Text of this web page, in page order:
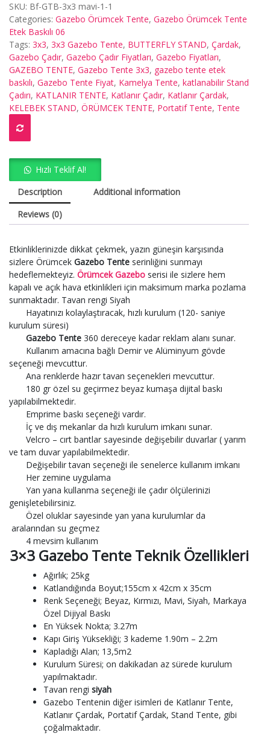
SKU: Bf-GTB-3x3 mavi-1-1
Categories: Gazebo Örümcek Tente, Gazebo Örümcek Tente
Etek Baskılı 06
Tags: 3x3, 3x3 Gazebo Tente, BUTTERFLY STAND, Çardak,
Gazebo Çadır, Gazebo Çadır Fiyatları, Gazebo Fiyatları,
GAZEBO TENTE, Gazebo Tente 3x3, gazebo tente etek
baskılı, Gazebo Tente Fiyat, Kamelya Tente, katlanabilir Stand
Çadırı, KATLANIR TENTE, Katlanır Çadır, Katlanır Çardak,
KELEBEK STAND, ÖRÜMCEK TENTE, Portatif Tente, Tente
Hızlı Teklif Al!
Description
Additional information
Reviews (0)
Etkinliklerinizde dikkat çekmek, yazın güneşin karşısında
sizlere Örümcek Gazebo Tente serinliğini sunmayı
hedeflemekteyiz. Örümcek Gazebo serisi ile sizlere hem
kapalı ve açık hava etkinlikleri için maksimum marka pozlama
sunmaktadır. Tavan rengi Siyah
Hayatınızı kolaylaştıracak, hızlı kurulum (120- saniye
kurulum süresi)
Gazebo Tente 360 dereceye kadar reklam alanı sunar.
Kullanım amacına bağlı Demir ve Alüminyum gövde
seçeneği mevcuttur.
Ana renklerde hazır tavan seçenekleri mevcuttur.
180 gr özel su geçirmez beyaz kumaşa dijital baskı
yapılabilmektedir.
Emprime baskı seçeneği vardır.
İç ve dış mekanlar da hızlı kurulum imkanı sunar.
Velcro – cırt bantlar sayesinde değişebilir duvarlar ( yarım
ve tam duvar yapılabilmektedir.
Değişebilir tavan seçeneği ile senelerce kullanım imkanı
Her zemine uygulama
Yan yana kullanma seçeneği ile çadır ölçülerinizi
genişletebilirsiniz.
Özel oluklar sayesinde yan yana kurulumlar da
aralarından su geçmez
4 mevsim kullanım
3×3 Gazebo Tente Teknik Özellikleri
Ağırlık; 25kg
Katlandığında Boyut;155cm x 42cm x 35cm
Renk Seçeneği; Beyaz, Kırmızı, Mavi, Siyah, Markaya
Özel Dijiyal Baskı
En Yüksek Nokta; 3.27m
Kapı Giriş Yüksekliği; 3 kademe 1.90m – 2.2m
Kapladığı Alan; 13,5m2
Kurulum Süresi; on dakikadan az sürede kurulum
yapılmaktadır.
Tavan rengi siyah
Gazebo Tentenin diğer isimleri de Katlanır Tente,
Katlanır Çardak, Portatif Çardak, Stand Tente, gibi
çoğalmaktadır.